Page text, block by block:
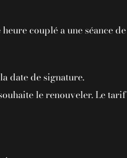
couplé a une séance
date de signature.
le renouveler. Le